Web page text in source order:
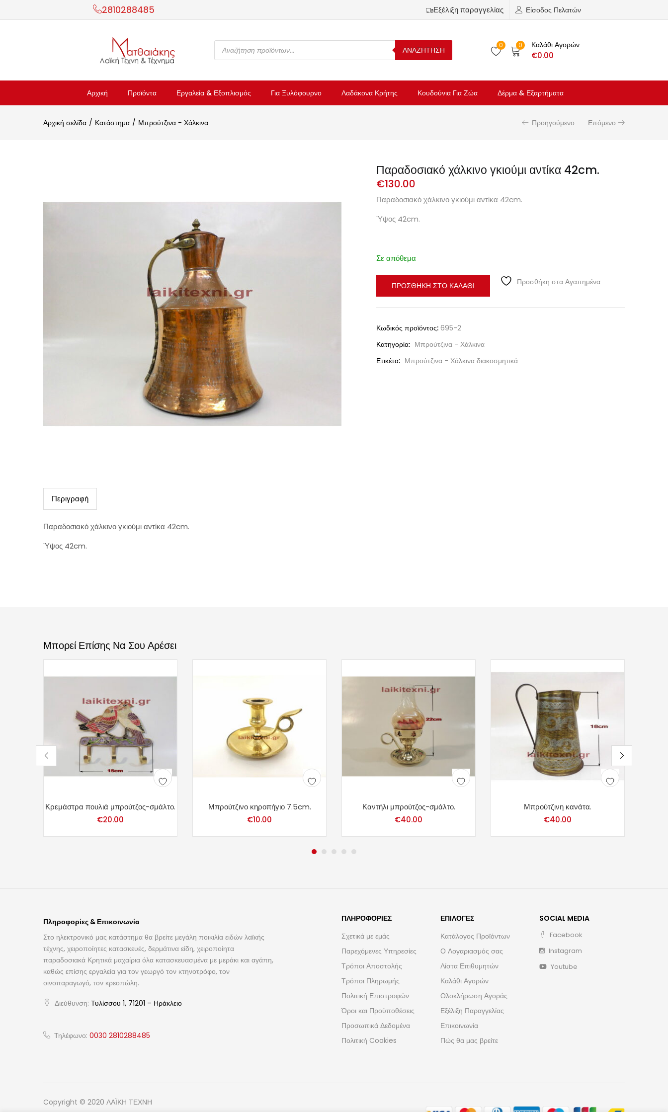
2810288485 Εξέλιξη παραγγελίας Είσοδος Πελατών
ΑΝΑΖΗΤΗΣΗ
0 0 Καλάθι Αγορών
€0.00
Αρχική Προϊόντα Εργαλεία & Εξοπλισμός Για Ξυλόφουρνο Λαδάκονα Κρήτης Κουδούνια Για Ζώα Δέρμα & Εξαρτήματα
Αρχική σελίδα Κατάστημα Μπρούτζινα - Χάλκινα Προηγούμενο Επόμενο
Παραδοσιακό χάλκινο γκιούμι αντίκα 42cm.
€130.00
Παραδοσιακό χάλκινο γκιούμι αντίκα 42cm.
Ύψος 42cm.
Σε απόθεμα
ΠΡΟΣΘΉΚΗ ΣΤΟ ΚΑΛΆΘΙ Προσθήκη στα Αγαπημένα
Κωδικός προϊόντος: 695-2
Κατηγορία: Μπρούτζινα - Χάλκινα
Ετικέτα: Μπρούτζινα - Χάλκινα διακοσμητικά
Περιγραφή
Παραδοσιακό χάλκινο γκιούμι αντίκα 42cm.
Ύψος 42cm.
Μπορεί Επίσης Να Σου Αρέσει
Κρεμάστρα πουλιά μπρούτζος-σμάλτο.
€20.00
Μπρούτζινο κηροπήγιο 7.5cm.
€10.00
Καντήλι μπρούτζος-σμάλτο.
€40.00
Μπρούτζινη κανάτα.
€40.00
Πληροφορίες & Επικοινωνία
Στο ηλεκτρονικό μας κατάστημα θα βρείτε μεγάλη ποικιλία ειδών λαϊκής
τέχνης, χειροποίητες κατασκευές, δερμάτινα είδη, χειροποίητα
παραδοσιακά Κρητικά μαχαίρια όλα κατασκευασμένα με μεράκι και αγάπη,
καθώς επίσης εργαλεία για τον γεωργό τον κτηνοτρόφο, τον
οινοπαραγωγό, τον κρεοπώλη.
Διεύθυνση: Τυλίσσου 1, 71201 – Ηράκλειο
Τηλέφωνο: 0030 2810288485
ΠΛΗΡΟΦΟΡΊΕΣ
Σχετικά με εμάς
Παρεχόμενες Υπηρεσίες
Τρόποι Αποστολής
Τρόποι Πληρωμής
Πολιτική Επιστροφών
Όροι και Προϋποθέσεις
Προσωπικά Δεδομένα
Πολιτική Cookies
ΕΠΙΛΟΓΈΣ
Κατάλογος Προϊόντων
Ο Λογαριασμός σας
Λίστα Επιθυμητών
Καλάθι Αγορών
Ολοκλήρωση Αγοράς
Εξέλιξη Παραγγελίας
Επικοινωνία
Πώς θα μας βρείτε
SOCIAL MEDIA
Facebook
Instagram
Youtube
Copyright © 2020 ΛΑΪΚΗ ΤΕΧΝΗ